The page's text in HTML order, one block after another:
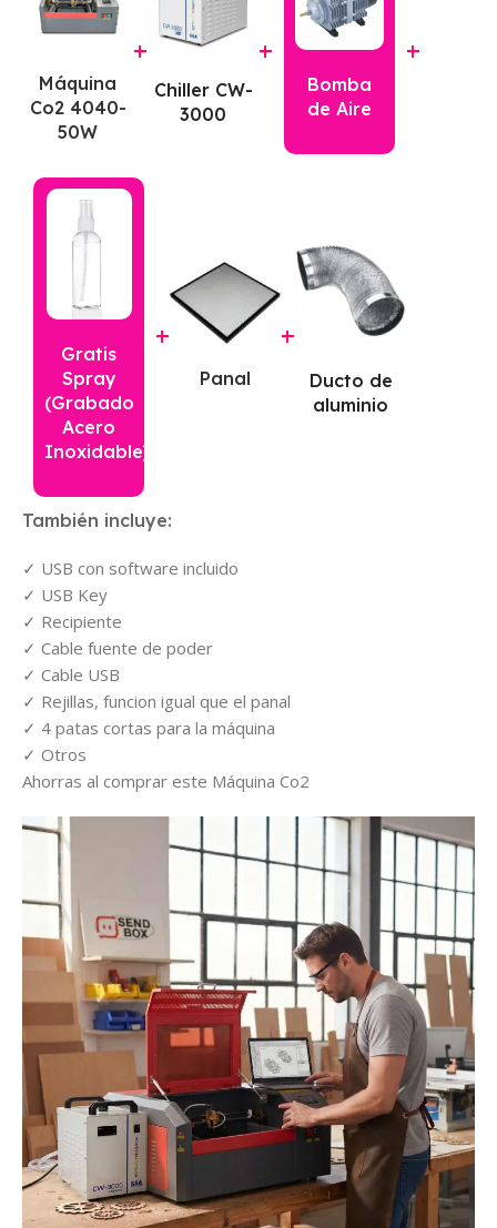
Máquina
Co2 4040-
50W
+
Chiller CW-
3000
+
Bomba
de Aire
+
Gratis
Spray
(Grabado
Acero
Inoxidable)
+
Panal
+
Ducto de
aluminio
También incluye:
USB con software incluido
USB Key
Recipiente
Cable fuente de poder
Cable USB
Rejillas, funcion igual que el panal
4 patas cortas para la máquina
Otros
Ahorras al comprar este Máquina Co2